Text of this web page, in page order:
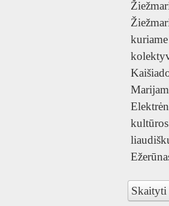
Skaityti